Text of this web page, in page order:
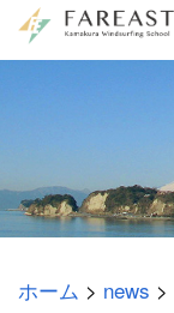
ホーム > news >